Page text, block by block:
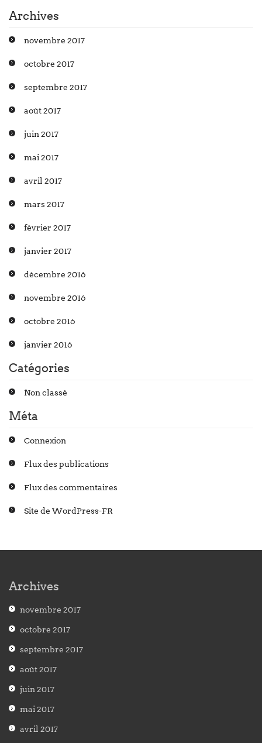
Archives
novembre 2017
octobre 2017
septembre 2017
août 2017
juin 2017
mai 2017
avril 2017
mars 2017
février 2017
janvier 2017
décembre 2016
novembre 2016
octobre 2016
janvier 2016
Catégories
Non classé
Méta
Connexion
Flux des publications
Flux des commentaires
Site de WordPress-FR
Archives
novembre 2017
octobre 2017
septembre 2017
août 2017
juin 2017
mai 2017
avril 2017